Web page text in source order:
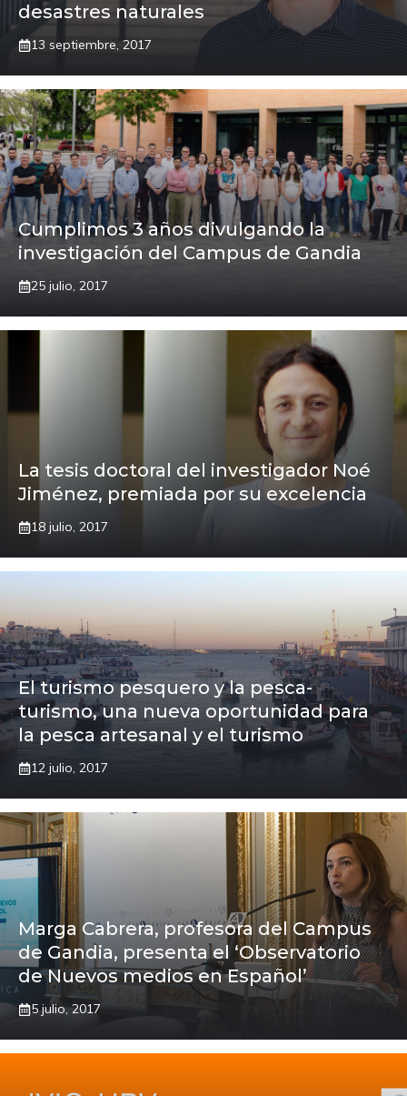
desastres naturales
13 septiembre, 2017
Cumplimos 3 años divulgando la
investigación del Campus de Gandia
25 julio, 2017
La tesis doctoral del investigador Noé
Jiménez, premiada por su excelencia
18 julio, 2017
El turismo pesquero y la pesca-
turismo, una nueva oportunidad para
la pesca artesanal y el turismo
12 julio, 2017
Marga Cabrera, profesora del Campus
de Gandia, presenta el ‘Observatorio
de Nuevos medios en Español’
5 julio, 2017